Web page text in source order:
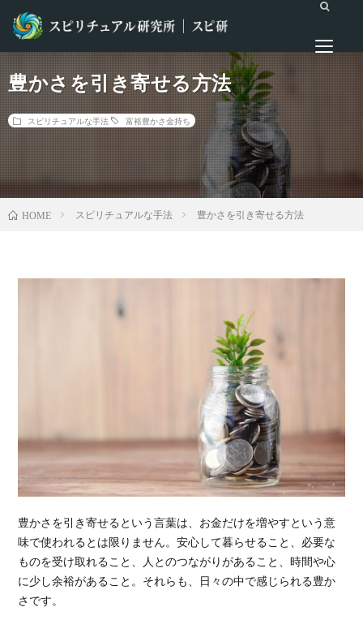
豊かさを引き寄せる方法
スピリチュアルな手法 富裕豊かさ 金持ち
HOME スピリチュアルな手法 豊かさを引き寄せる方法
豊かさを引き寄せるという言葉は、お金だけを増やすという意
味で使われるとは限りません。安心して暮らせること、必要な
ものを受け取れること、人とのつながりがあること、時間や心
に少し余裕があること。それらも、日々の中で感じられる豊か
さです。